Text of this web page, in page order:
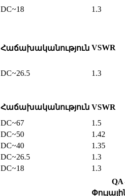
DC~18 1.3
Հաճախականություն VSWR
DC~26.5 1.3
Հաճախականություն VSWR
DC~67 1.5
DC~50 1.42
DC~40 1.35
DC~26.5 1.3
DC~18 1.3